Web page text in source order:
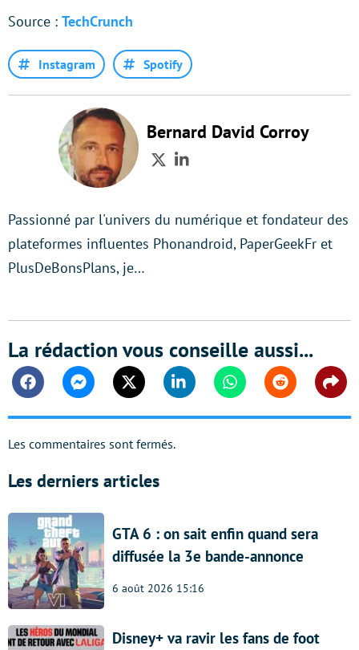
Source : TechCrunch
Instagram Spotify
Bernard David Corroy
TwitterLinkedIn
Passionné par l'univers du numérique et fondateur des
plateformes influentes Phonandroid, PaperGeekFr et
PlusDeBonsPlans, je…
La rédaction vous conseille aussi...
FacebookMessengerTwitter Linkedin WhatsappReddit
Les commentaires sont fermés.
Les derniers articles
GTA 6 : on sait enfin quand sera
diffusée la 3e bande-annonce
6 août 2026 15:16
Disney+ va ravir les fans de foot